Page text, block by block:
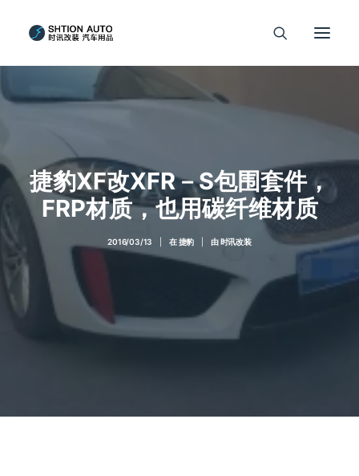
捷豹XF改XFR－S包围套件，
FRP材质，也用碳纤维材质
2016/03/13 在捷豹 由时讯改装